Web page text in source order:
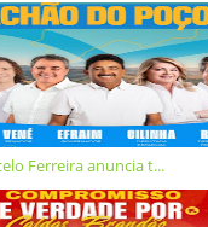
Ferreira anuncia t...